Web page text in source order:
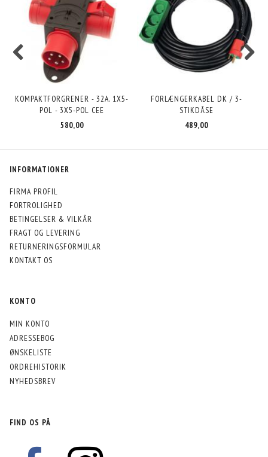
KOMPAKTFORGRENER - 32A. 1X5-
POL - 3X5-POL CEE
580,00
FORLÆNGERKABEL DK / 3-
STIKDÅSE
489,00
INFORMATIONER
FIRMA PROFIL
FORTROLIGHED
BETINGELSER & VILKÅR
FRAGT OG LEVERING
RETURNERINGSFORMULAR
KONTAKT OS
KONTO
MIN KONTO
ADRESSEBOG
ØNSKELISTE
ORDREHISTORIK
NYHEDSBREV
FIND OS PÅ